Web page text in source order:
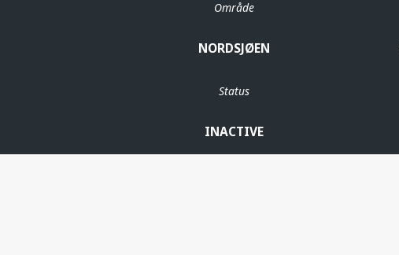
Område
NORDSJØEN
Status
INACTIVE